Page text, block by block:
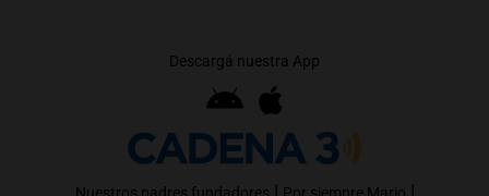
Descargá nuestra App